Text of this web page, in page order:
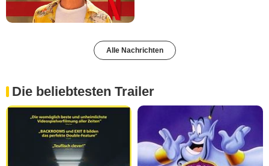
Alle Nachrichten
Die beliebtesten Trailer